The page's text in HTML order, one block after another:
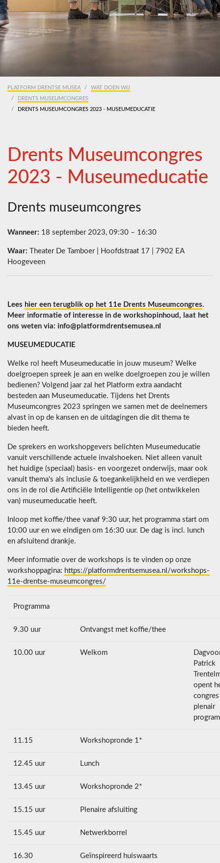
PLATFORM DRENTSE MUSEA
WAT DOEN WIJ
DRENTS MUSEUMCONGRES
DRENTS MUSEUMCONGRES 2023 - MUSEUMEDUCATIE
Drents Museumcongres
2023 - Museumeducatie
Drents museumcongres
Wanneer: 18 september 2023, 09:30 – 16:30
Waar: Theater De Tamboer | Hoofdstraat 17 | 7902 EA
Hoogeveen
Lees hier een terugblik op het 11e Drents Museumcongres.
Meer informatie of interesse in de workshopinhoud, laat het
ons weten via: info@platformdrentsemusea.nl
MUSEUMEDUCATIE
Welke rol heeft Museumeducatie in jouw museum? Welke
doelgroepen spreek je aan en welke doelgroepen zou je willen
bedienen? Volgend jaar zal het Platform extra aandacht
besteden aan Museumeducatie. Tijdens het Drents
Museumcongres 2023 springen we samen met de deelnemers
alvast in op de kansen en de uitdagingen die dit thema te
bieden heeft.
De sprekers en workshopgevers belichten Museumeducatie
vanuit verschillende actuele invalshoeken. Niet alleen vanuit
het huidige (speciaal) basis- en voorgezet onderwijs, maar ook
vanuit thema's als inclusie & toegankelijkheid en we verdiepen
ons in de rol die Artificiële Intelligentie op (het ontwikkelen
van) museumeducatie heeft.
Inloop met koffie/thee vanaf 9:30 uur, het programma start om
10:00 uur en we eindigen om 16:30 uur. De dag is incl. lunch
en afsluitend drankje.
Meer informatie over de workshops is te vinden op onze
workshoppagina: https://platformdrentsemusea.nl/workshops-
11e-drentse-museumcongres/
Programma
9.30 uur Ontvangst met koffie/thee
10.00 uur Welkom
Patrick
opent
plenair
11.15 Workshopronde 1*
12.45 uur Lunch
13.45 uur Workshopronde 2*
15.15 uur Plenaire afsluiting
15.45 uur Netwerkborrel
16.30 Geïnspireerd huiswaarts